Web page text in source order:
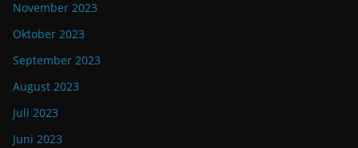
November 2023
Oktober 2023
September 2023
August 2023
Juli 2023
Juni 2023